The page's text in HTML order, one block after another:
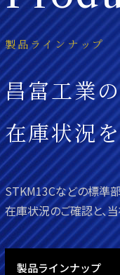
製品ラインナップ
昌富工業
在庫状況
STKM13Cなどの標準
在庫状況のご確認と、
製品ラインナップ